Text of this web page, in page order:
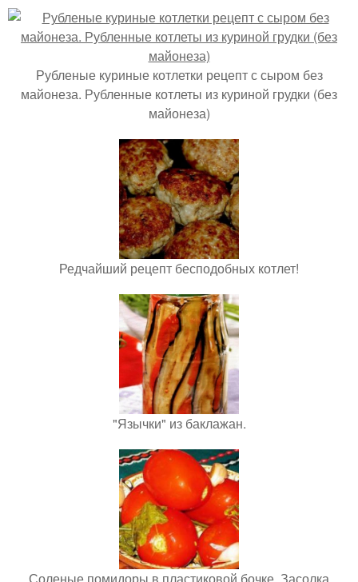
Рубленые куриные котлетки рецепт с сыром без
майонеза. Рубленные котлеты из куриной грудки (без
майонеза)
Редчайший рецепт бесподобных котлет!
"Язычки" из баклажан.